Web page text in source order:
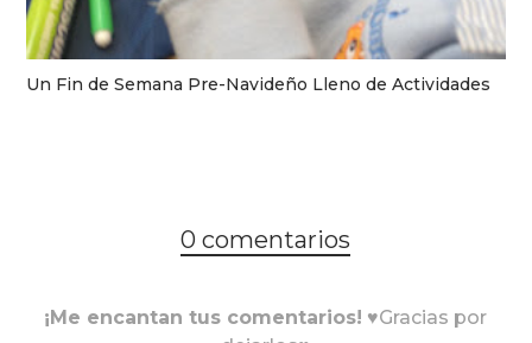
Un Fin de Semana Pre-Navideño Lleno de Actividades
0 comentarios
¡Me encantan tus comentarios! ♥Gracias por